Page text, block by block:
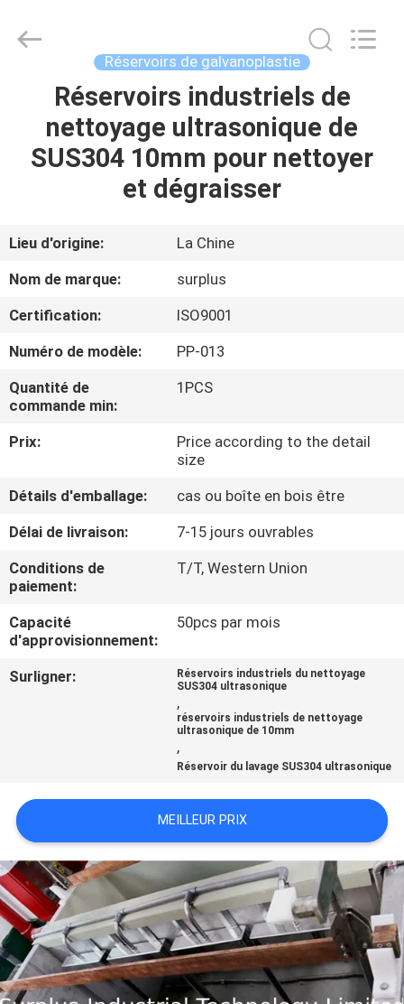
MAISON
À
PROPOS
NOUS
DE
L'USINE
CONTRÔLE
DE
LA
QUALITÉ
NOUS
DEMANDEZ
UN DEVIS
PLAN
DU
SITE
Technology
Limited.
Réservoirs de galvanoplastie
Réservoirs industriels de
nettoyage ultrasonique de
SUS304 10mm pour nettoyer
et dégraisser
Lieu d'origine:
La Chine
Nom de marque:
surplus
Certification:
ISO9001
Numéro de modèle:
PP-013
Quantité de
commande min:
1PCS
Prix:
Price according to the detail
size
Détails d'emballage:
cas ou boîte en bois être
Délai de livraison:
7-15 jours ouvrables
Conditions de
paiement:
T/T, Western Union
Capacité
d'approvisionnement:
50pcs par mois
Surligner:
Réservoirs industriels du nettoyage
SUS304 ultrasonique
,
réservoirs industriels de nettoyage
ultrasonique de 10mm
,
Réservoir du lavage SUS304 ultrasonique
MEILLEUR PRIX